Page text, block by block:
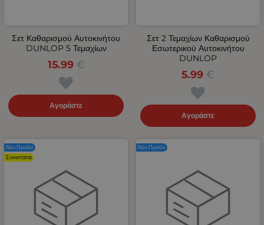
Σετ Καθαρισμού Αυτοκινήτου
DUNLOP 5 Τεμαχίων
15.99 €
Αγοράστε
Σετ 2 Τεμαχίων Καθαρισμού
Εσωτερικού Αυτοκινήτου
DUNLOP
5.99 €
Αγοράστε
Νέο Προϊόν
Συνιστάται
Νέο Προϊόν